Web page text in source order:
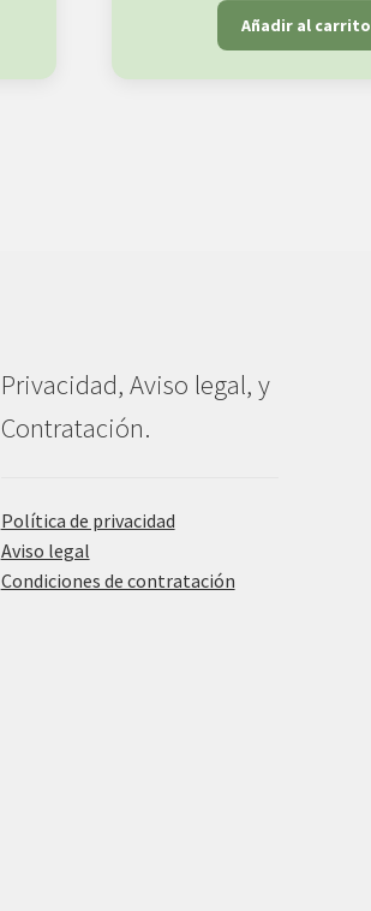
Añadir al carrito
Privacidad, Aviso legal, y
Contratación.
Política de privacidad
Aviso legal
Condiciones de contratación